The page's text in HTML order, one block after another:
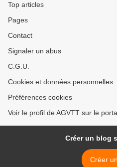
Top articles
Pages
Contact
Signaler un abus
C.G.U.
Cookies et données personnelles
Préférences cookies
Voir le profil de AGVTT sur le
Créer un blog
Créer